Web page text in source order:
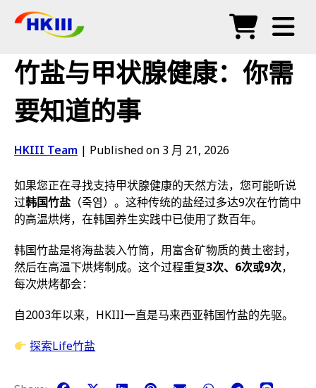
常见问题
授权代理
商店
竹盐与甲状腺健康：你需
要知道的事
HKIII Team | Published on 3 月 21, 2026
如果您正在寻找支持甲状腺健康的天然方法，您可能听说
过韩国竹盐 （죽염）。这种传统的盐经过多达9次在竹筒中
的高温烘烤，在韩国养生实践中已使用了数百年。
韩国竹盐是将海盐装入竹筒，用富含矿物质的黄土密封，
然后在高温下烘烤制成。这个过程重复3次、6次或9次，
每次烘烤都会：
自2003年以来，HKIII一直是马来西亚韩国竹盐的先驱。
探索Life竹盐